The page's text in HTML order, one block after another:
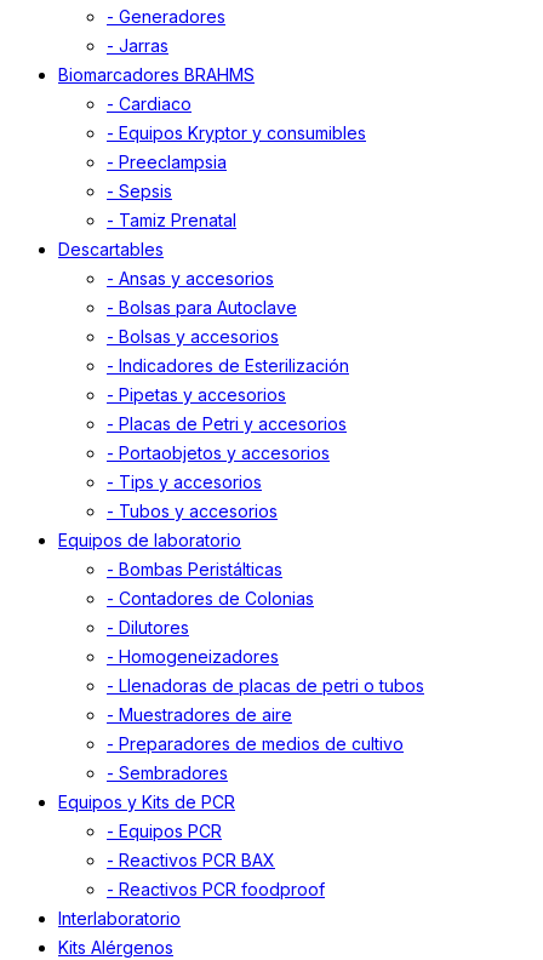
- Generadores
- Jarras
Biomarcadores BRAHMS
- Cardiaco
- Equipos Kryptor y consumibles
- Preeclampsia
- Sepsis
- Tamiz Prenatal
Descartables
- Ansas y accesorios
- Bolsas para Autoclave
- Bolsas y accesorios
- Indicadores de Esterilización
- Pipetas y accesorios
- Placas de Petri y accesorios
- Portaobjetos y accesorios
- Tips y accesorios
- Tubos y accesorios
Equipos de laboratorio
- Bombas Peristálticas
- Contadores de Colonias
- Dilutores
- Homogeneizadores
- Llenadoras de placas de petri o tubos
- Muestradores de aire
- Preparadores de medios de cultivo
- Sembradores
Equipos y Kits de PCR
- Equipos PCR
- Reactivos PCR BAX
- Reactivos PCR foodproof
Interlaboratorio
Kits Alérgenos